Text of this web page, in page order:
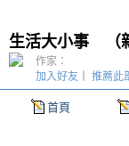
生活大小事 （
首頁
加入好友 推薦此
作家：